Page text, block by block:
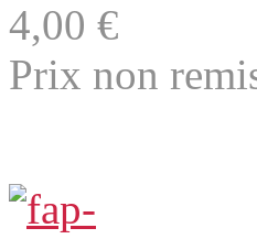
4,00 €
Prix non